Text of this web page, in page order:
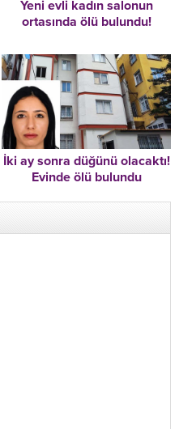
Yeni evli kadın salonun
ortasında ölü bulundu!
İki ay sonra düğünü olacaktı!
Evinde ölü bulundu